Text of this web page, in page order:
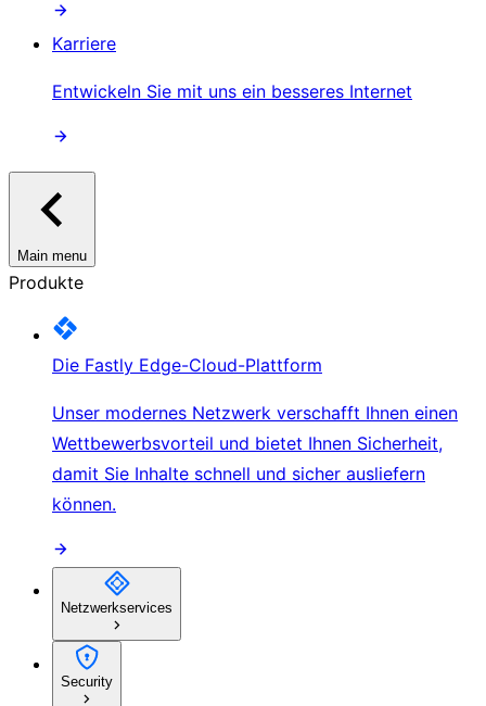
Karriere
Entwickeln Sie mit uns ein besseres Internet
Main menu
Produkte
Die Fastly Edge-Cloud-Plattform
Unser modernes Netzwerk verschafft Ihnen einen
Wettbewerbsvorteil und bietet Ihnen Sicherheit,
damit Sie Inhalte schnell und sicher ausliefern
können.
Netzwerkservices
Security